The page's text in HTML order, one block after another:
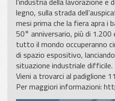
legno, sulla strada
mesi prima che la fiera apra i
50° anniversario, più di
tutto il mondo occuperanno
di spazio espositivo,
situazione industriale difficile.
Vieni a trovarci al padiglione
Per maggiori informazioni: